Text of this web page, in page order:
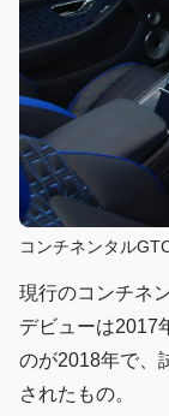
コンチネンタル
現行のコンチネ
デビューは2017
のが2018年で、
されたもの。